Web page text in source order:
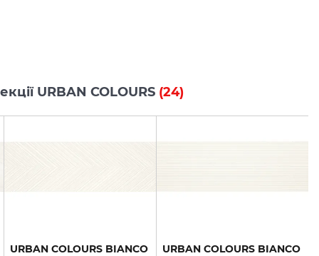
URBAN COLOURS (24)
URBAN COLOURS BIANCO
URBAN COLOURS BIANCO